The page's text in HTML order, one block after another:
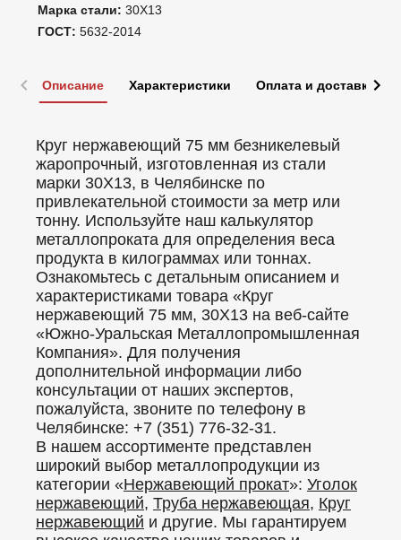
Марка стали: 30Х13
ГОСТ: 5632-2014
Описание Характеристики Оплата и доставка
Круг нержавеющий 75 мм безникелевый
жаропрочный, изготовленная из стали
марки 30Х13, в Челябинске по
привлекательной стоимости за метр или
тонну. Используйте наш калькулятор
металлопроката для определения веса
продукта в килограммах или тоннах.
Ознакомьтесь с детальным описанием и
характеристиками товара «Круг
нержавеющий 75 мм, 30Х13 на веб-сайте
«Южно-Уральская Металлопромышленная
Компания». Для получения
дополнительной информации либо
консультации от наших экспертов,
пожалуйста, звоните по телефону в
Челябинске: +7 (351) 776-32-31.
В нашем ассортименте представлен
широкий выбор металлопродукции из
категории «Нержавеющий прокат»: Уголок
нержавеющий, Труба нержавеющая, Круг
нержавеющий и другие. Мы гарантируем